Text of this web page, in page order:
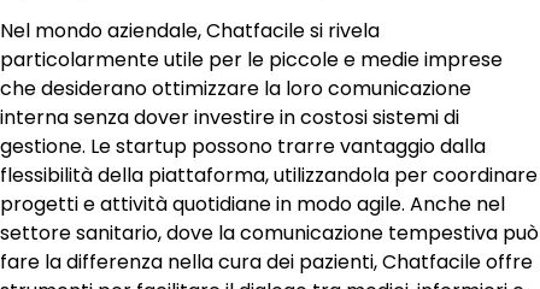
Nel mondo aziendale, Chatfacile si rivela
particolarmente utile per le piccole e medie imprese
che desiderano ottimizzare la loro comunicazione
interna senza dover investire in costosi sistemi di
gestione. Le startup possono trarre vantaggio dalla
flessibilità della piattaforma, utilizzandola per coordinare
progetti e attività quotidiane in modo agile. Anche nel
settore sanitario, dove la comunicazione tempestiva può
fare la differenza nella cura dei pazienti, Chatfacile offre